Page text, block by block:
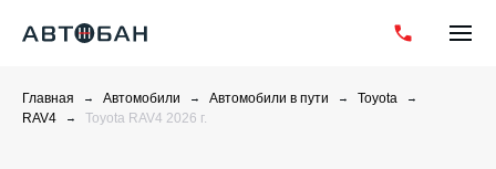
Главная Автомобили Автомобили в пути
Toyota
RAV4
Toyota RAV4 2026 г.